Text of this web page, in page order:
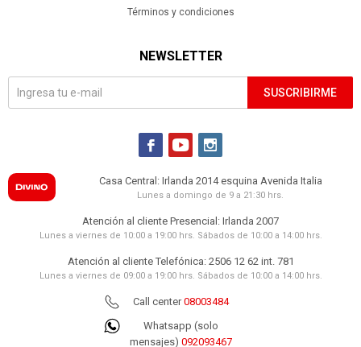
Términos y condiciones
NEWSLETTER
SUSCRIBIRME
  
Casa Central: Irlanda 2014 esquina Avenida Italia
Lunes a domingo de 9 a 21:30 hrs.
Atención al cliente Presencial: Irlanda 2007
Lunes a viernes de 10:00 a 19:00 hrs. Sábados de 10:00 a 14:00 hrs.
Atención al cliente Telefónica: 2506 12 62 int. 781
Lunes a viernes de 09:00 a 19:00 hrs. Sábados de 10:00 a 14:00 hrs.
Call center08003484
Whatsapp (solo
mensajes) 092093467